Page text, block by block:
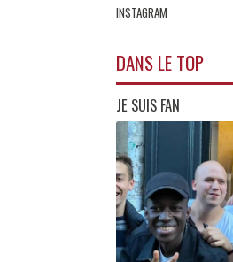
INSTAGRAM
DANS LE TOP
JE SUIS FAN